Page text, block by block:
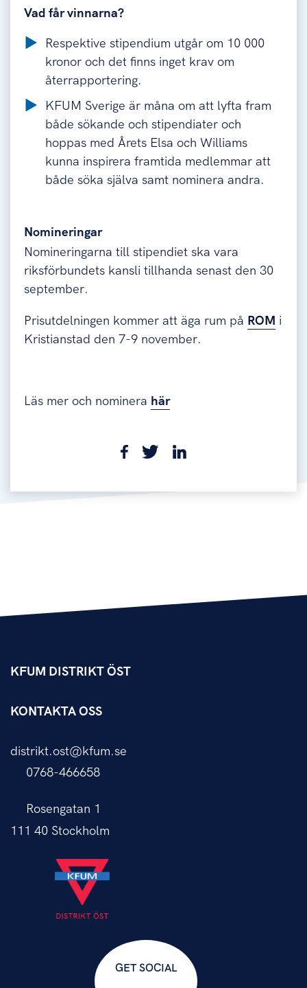
Vad får vinnarna?
Respektive stipendium utgår om 10 000
kronor och det finns inget krav om
återrapportering.
KFUM Sverige är måna om att lyfta fram
både sökande och stipendiater och
hoppas med Årets Elsa och Williams
kunna inspirera framtida medlemmar att
både söka själva samt nominera andra.
Nomineringar
Nomineringarna till stipendiet ska vara
riksförbundets kansli tillhanda senast den 30
september.
Prisutdelningen kommer att äga rum på ROM i
Kristianstad den 7-9 november.
Läs mer och nominera här
KFUM DISTRIKT ÖST
KONTAKTA OSS
distrikt.ost@kfum.se
0768-466658
Rosengatan 1
111 40 Stockholm
GET SOCIAL